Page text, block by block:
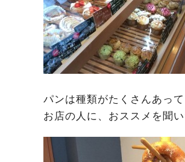
パンは種類がたくさんあっ
お店の人に、おススメを聞